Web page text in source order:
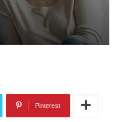
Pinterest